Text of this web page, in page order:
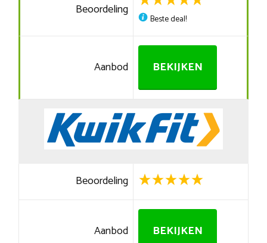
Beoordeling
Beste deal!
Aanbod BEKIJKEN
Beoordeling
Aanbod BEKIJKEN